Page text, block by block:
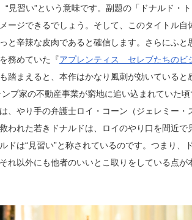
“見習い”という意味です。副題の「ドナルド・
ージできるでしょう。そして、このタイトル自
と辛辣な皮肉であると確信します。さらにふと
務めていた『アプレンティス セレブたちのビ
踏まえると、本作はかなり風刺が効いていると
プ家の不動産事業が窮地に追い込まれていた
、やり手の弁護士ロイ・コーン（ジェレミー・
われた若きドナルドは、ロイのやり口を間近で
ドは“見習い”と称されているのです。つまり、
れ以外にも他者のいいとこ取りをしている点が